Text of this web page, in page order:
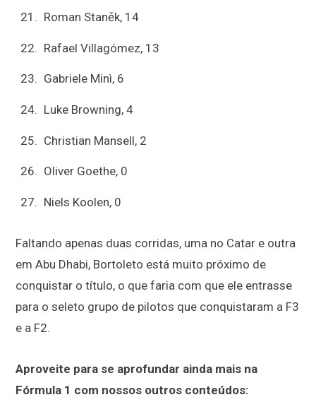
Roman Staněk, 14
Rafael Villagómez, 13
Gabriele Minì, 6
Luke Browning, 4
Christian Mansell, 2
Oliver Goethe, 0
Niels Koolen, 0
Faltando apenas duas corridas, uma no Catar e outra
em Abu Dhabi, Bortoleto está muito próximo de
conquistar o título, o que faria com que ele entrasse
para o seleto grupo de pilotos que conquistaram a F3
e a F2.
Aproveite para se aprofundar ainda mais na
Fórmula 1 com nossos outros conteúdos: